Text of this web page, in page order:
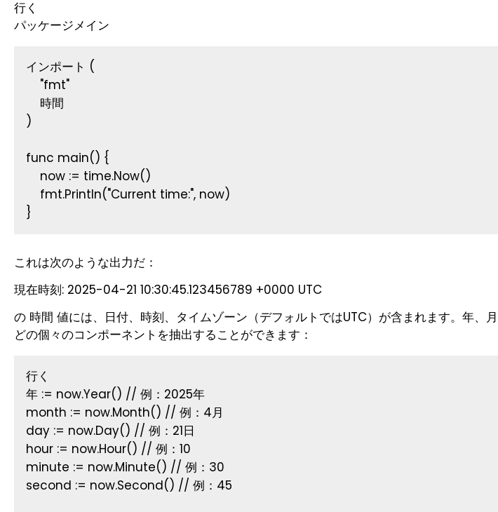
行く
パッケージメイン
インポート (
"fmt"
時間
)
func main() {
now := time.Now()
fmt.Println("Current time:", now)
}
これは次のような出力だ：
現在時刻: 2025-04-21 10:30:45.123456789 +0000 UTC
の 時間 値には、日付、時刻、タイムゾーン（デフォルトではUTC）が含まれます。年、
どの個々のコンポーネントを抽出することができます：
行く
年 := now.Year() // 例：2025年
month := now.Month() // 例：4月
day := now.Day() // 例：21日
hour := now.Hour() // 例：10
minute := now.Minute() // 例：30
second := now.Second() // 例：45